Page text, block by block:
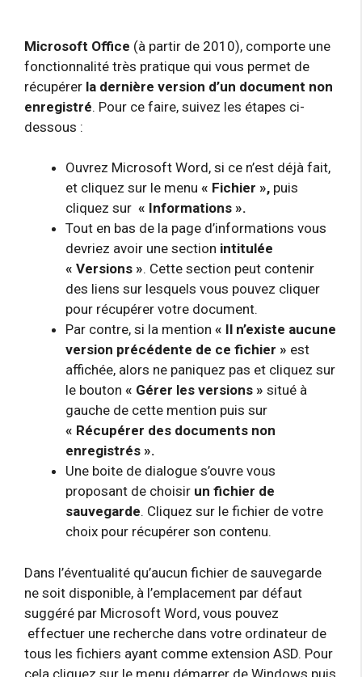
Microsoft Office (à partir de 2010), comporte une
fonctionnalité très pratique qui vous permet de
récupérer la dernière version d’un document non
enregistré. Pour ce faire, suivez les étapes ci-
dessous :
Ouvrez Microsoft Word, si ce n’est déjà fait,
et cliquez sur le menu « Fichier », puis
cliquez sur « Informations ».
Tout en bas de la page d’informations vous
devriez avoir une section intitulée
« Versions ». Cette section peut contenir
des liens sur lesquels vous pouvez cliquer
pour récupérer votre document.
Par contre, si la mention « Il n’existe aucune
version précédente de ce fichier » est
affichée, alors ne paniquez pas et cliquez sur
le bouton « Gérer les versions » situé à
gauche de cette mention puis sur
« Récupérer des documents non
enregistrés ».
Une boite de dialogue s’ouvre vous
proposant de choisir un fichier de
sauvegarde. Cliquez sur le fichier de votre
choix pour récupérer son contenu.
Dans l’éventualité qu’aucun fichier de sauvegarde
ne soit disponible, à l’emplacement par défaut
suggéré par Microsoft Word, vous pouvez
effectuer une recherche dans votre ordinateur de
tous les fichiers ayant comme extension ASD. Pour
cela cliquez sur le menu démarrer de Windows puis